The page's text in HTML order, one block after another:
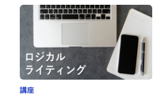
講座